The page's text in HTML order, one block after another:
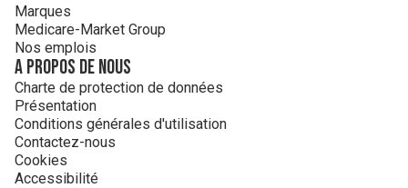
Marques
Medicare-Market Group
Nos emplois
A propos de nous
Charte de protection de données
Présentation
Conditions générales d'utilisation
Contactez-nous
Cookies
Accessibilité